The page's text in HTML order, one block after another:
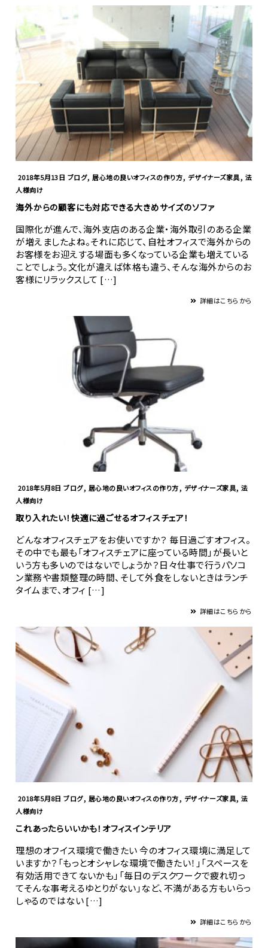
2018年5月13日 ブログ, 居心地の良いオフィスの作り方, デザイナーズ家具, 法
人様向け
海外からの顧客にも対応できる大きめサイズのソファ
国際化が進んで、海外支店のある企業・海外取引のある企業
が増えましたよね。それに応じて、自社オフィスで海外からの
お客様をお迎えする場面も多くなっている企業も増えている
ことでしょう。文化が違えば体格も違う、そんな海外からのお
客様にリラックスして […]
詳細はこちらから
2018年5月8日 ブログ, 居心地の良いオフィスの作り方, デザイナーズ家具,法
人様向け
取り入れたい！快適に過ごせるオフィスチェア！
どんなオフィスチェアをお使いですか？ 毎日過ごすオフィス。
その中でも最も「オフィスチェアに座っている時間」が長いと
いう方も多いのではないでしょうか？日々仕事で行うパソコ
ン業務や書類整理の時間、そして外食をしないときはランチ
タイムまで、オフィ […]
詳細はこちらから
2018年5月8日 ブログ, 居心地の良いオフィスの作り方, デザイナーズ家具,法
人様向け
これあったらいいかも！オフィスインテリア
理想のオフイス環境で働きたい 今のオフィス環境に満足して
いますか？「もっとオシャレな環境で働きたい！」「スペースを
有効活用できてないかも」「毎日のデスクワークで疲れ切っ
てそんな事考えるゆとりがない」など、不満がある方もいらっ
しゃるのではない […]
詳細はこちらから